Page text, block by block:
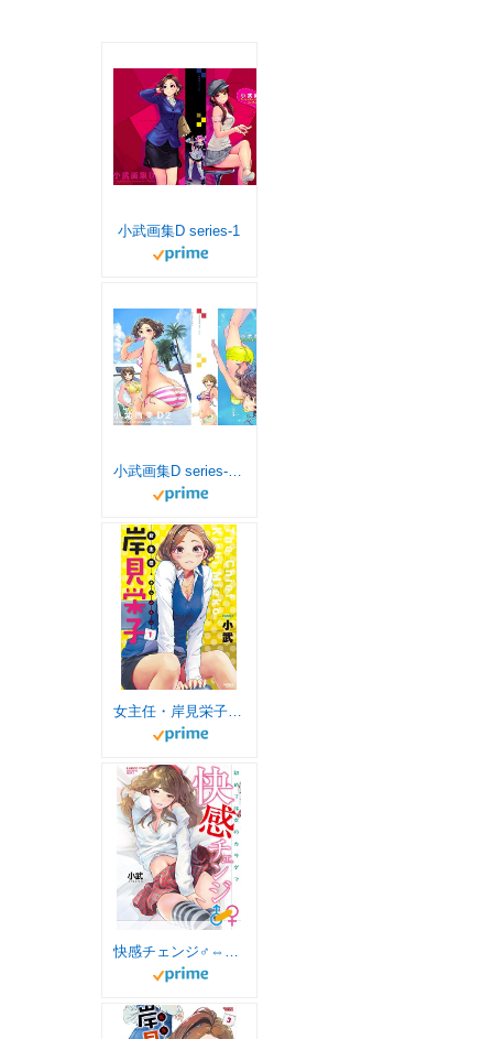
小武画集D series-1
小武画集D series-2 (小武総本家)
女主任・岸見栄子（１） (バンブーコミックス)
快感チェンジ♂⇔♀ (バンブーコミックス COLORFUL SELECT)